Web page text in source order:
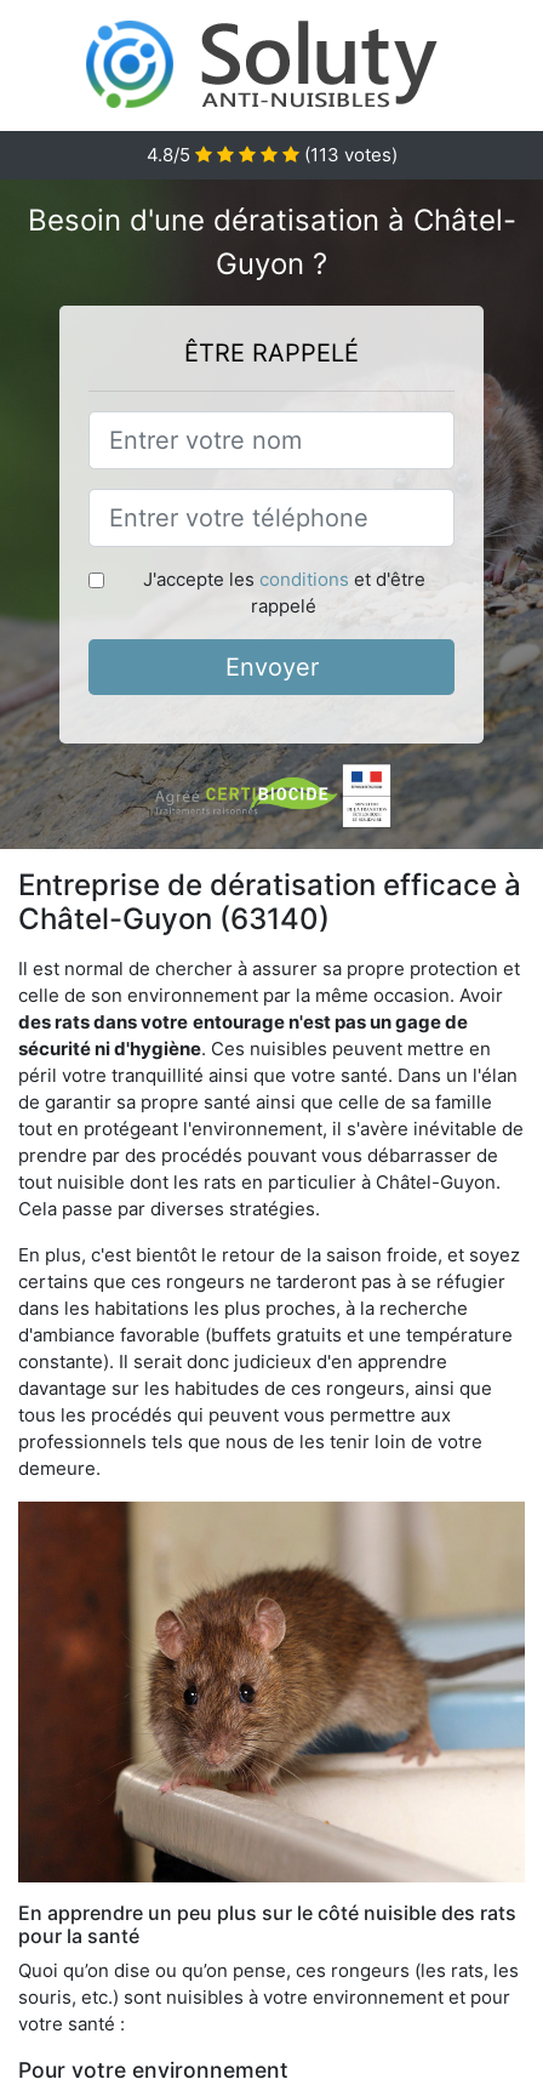
4.8/5 (113 votes)
Besoin d'une dératisation à Châtel-
Guyon ?
ÊTRE RAPPELÉ
J'accepte les conditions et d'être
rappelé
Envoyer
Entreprise de dératisation efficace à
Châtel-Guyon (63140)
Il est normal de chercher à assurer sa propre protection et
celle de son environnement par la même occasion. Avoir
des rats dans votre entourage n'est pas un gage de
sécurité ni d'hygiène. Ces nuisibles peuvent mettre en
péril votre tranquillité ainsi que votre santé. Dans un l'élan
de garantir sa propre santé ainsi que celle de sa famille
tout en protégeant l'environnement, il s'avère inévitable de
prendre par des procédés pouvant vous débarrasser de
tout nuisible dont les rats en particulier à Châtel-Guyon.
Cela passe par diverses stratégies.
En plus, c'est bientôt le retour de la saison froide, et soyez
certains que ces rongeurs ne tarderont pas à se réfugier
dans les habitations les plus proches, à la recherche
d'ambiance favorable (buffets gratuits et une température
constante). Il serait donc judicieux d'en apprendre
davantage sur les habitudes de ces rongeurs, ainsi que
tous les procédés qui peuvent vous permettre aux
professionnels tels que nous de les tenir loin de votre
demeure.
En apprendre un peu plus sur le côté nuisible des rats
pour la santé
Quoi qu’on dise ou qu’on pense, ces rongeurs (les rats, les
souris, etc.) sont nuisibles à votre environnement et pour
votre santé :
Pour votre environnement